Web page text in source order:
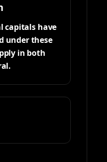
capitals have
under these
in both